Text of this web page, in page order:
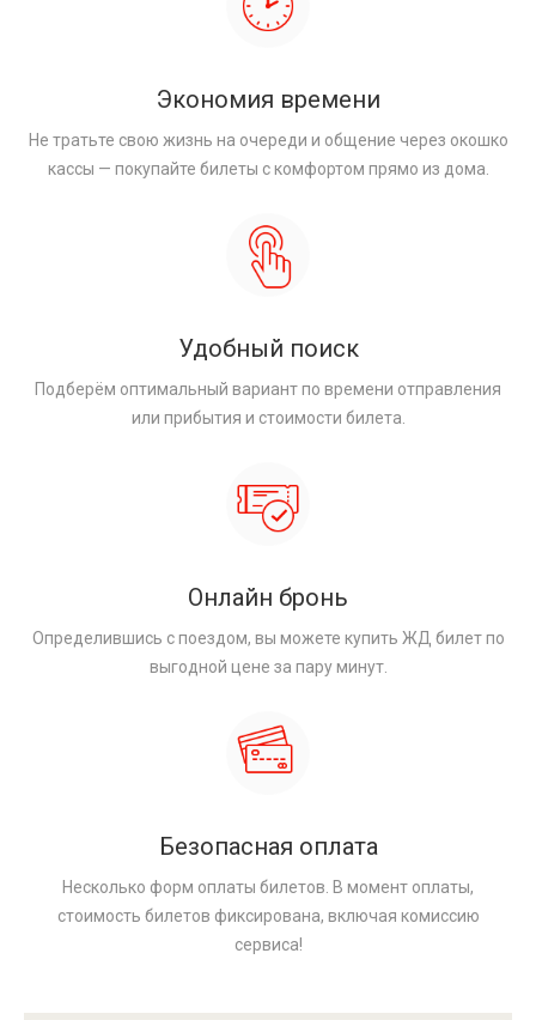
Экономия времени
Не тратьте свою жизнь на очереди и общение через окошко
кассы — покупайте билеты с комфортом прямо из дома.
Удобный поиск
Подберём оптимальный вариант по времени отправления
или прибытия и стоимости билета.
Онлайн бронь
Определившись с поездом, вы можете купить ЖД билет по
выгодной цене за пару минут.
Безопасная оплата
Несколько форм оплаты билетов. В момент оплаты,
стоимость билетов фиксирована, включая комиссию
сервиса!